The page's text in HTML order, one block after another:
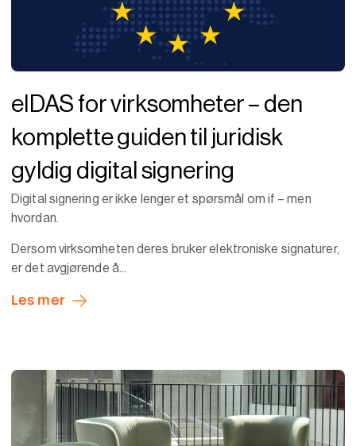
eIDAS for virksomheter – den
komplette guiden til juridisk
gyldig digital signering
Digital signering er ikke lenger et spørsmål om if – men
hvordan.
Dersom virksomheten deres bruker elektroniske signaturer,
er det avgjørende å...
Les mer